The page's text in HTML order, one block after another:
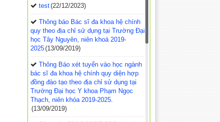
test(22/12/2023)
Thông báo Bác sĩ đa khoa hệ chính
quy theo địa chỉ sử dụng tại Trường Đại
học Tây Nguyên, niên khoá 2019-
2025(13/09/2019)
Thông Báo xét tuyển vào học ngành
bác sĩ đa khoa hệ chính quy diện hợp
đồng đào tạo theo địa chỉ sử dụng tại
Trường Đại học Y khoa Phạm Ngọc
Thạch, niên khóa 2019-2025.
(13/09/2019)